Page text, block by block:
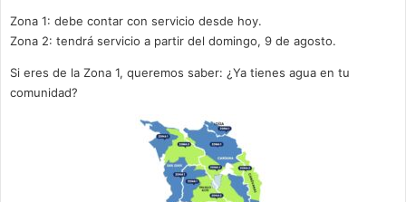
Zona 1: debe contar con servicio desde hoy.
Zona 2: tendrá servicio a partir del domingo, 9 de agosto.
Si eres de la Zona 1, queremos saber: ¿Ya tienes agua en tu
comunidad?